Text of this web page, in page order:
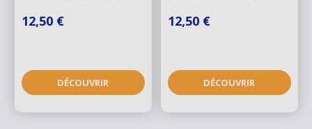
12,50 €
DÉCOUVRIR
12,50 €
DÉCOUVRIR